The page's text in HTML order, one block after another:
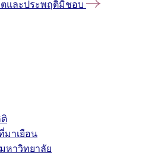
ตและประพฤติมิชอบ
าเยือน
หาวิทยาลัย